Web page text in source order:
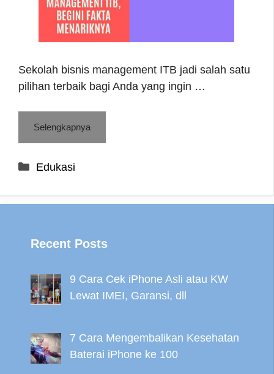
Sekolah bisnis management ITB jadi salah satu
pilihan terbaik bagi Anda yang ingin …
Selengkapnya
Categories
Edukasi
Recent Posts
9 Cara Cek iPhone Asli atau KW
Lewat IMEI, Garansi, dll
7 Cara Mengembalikan Kesehatan
Baterai iPhone ke 100